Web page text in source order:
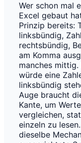
Wer schon mal
Excel gebaut
Prinzip bereits:
linksbündig,
rechtsbündig,
am Komma
manches mittig.
würde eine
linksbündig
Auge braucht
Kante, um
vergleichen,
einzeln zu
dieselbe